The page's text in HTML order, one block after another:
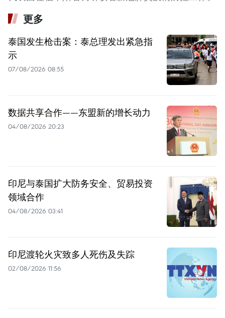
更多
泰国发生枪击案：泰总理发出紧急指
示
07/08/2026 08:55
数据共享合作——东盟新的增长动力
04/08/2026 20:23
印尼与泰国扩大防务安全、贸易投资
领域合作
04/08/2026 03:41
印尼渡轮火灾致多人死伤及失踪
02/08/2026 11:56